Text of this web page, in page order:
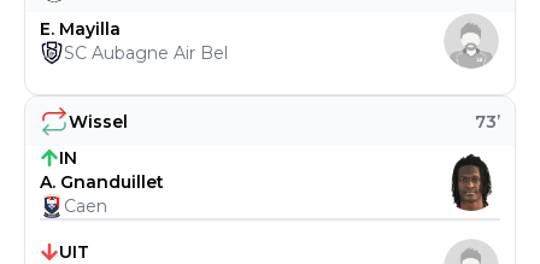
Wissel 73’
IN
A. Gnanduillet
Caen
UIT
E. Mayilla
SC Aubagne Air Bel